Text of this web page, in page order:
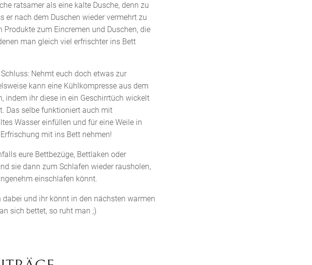
ratsamer als eine kalte Dusche, denn zu
er nach dem Duschen wieder vermehrt zu
zum Eincremen und Duschen, die
man gleich viel erfrischter ins Bett
Nehmt euch doch etwas zur
kann eine Kühlkompresse aus dem
indem ihr diese in ein Geschirrtüch wickelt
Das selbe funktioniert auch mit
Wasser einfüllen und für eine Weile in
mit ins Bett nehmen!
eure Bettbezüge, Bettlaken oder
sie dann zum Schlafen wieder rausholen,
einschlafen könnt.
und ihr könnt in den nächsten warmen
sich bettet, so ruht man ;)